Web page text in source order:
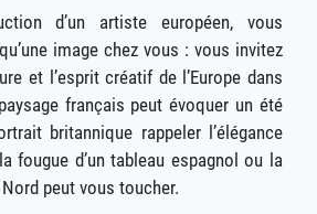
d’un artiste européen, vous
image chez vous : vous invitez
et l’esprit créatif de l’Europe dans
français peut évoquer un été
britannique rappeler l’élégance
fougue d’un tableau espagnol ou la
peut vous toucher.